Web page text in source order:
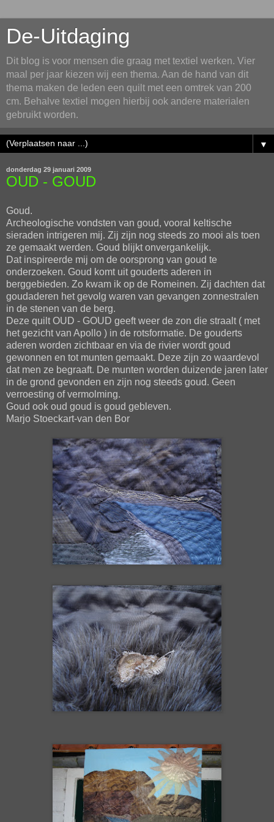
De-Uitdaging
Dit blog is voor mensen die graag met textiel werken. Vier
maal per jaar kiezen wij een thema. Aan de hand van dit
thema maken de leden een quilt met een omtrek van 200
cm. Behalve textiel mogen hierbij ook andere materialen
gebruikt worden.
▼
donderdag 29 januari 2009
OUD - GOUD
Goud.
Archeologische vondsten van goud, vooral keltische
sieraden intrigeren mij. Zij zijn nog steeds zo mooi als toen
ze gemaakt werden. Goud blijkt onvergankelijk.
Dat inspireerde mij om de oorsprong van goud te
onderzoeken. Goud komt uit gouderts aderen in
berggebieden. Zo kwam ik op de Romeinen. Zij dachten dat
goudaderen het gevolg waren van gevangen zonnestralen
in de stenen van de berg.
Deze quilt OUD - GOUD geeft weer de zon die straalt ( met
het gezicht van Apollo ) in de rotsformatie. De gouderts
aderen worden zichtbaar en via de rivier wordt goud
gewonnen en tot munten gemaakt. Deze zijn zo waardevol
dat men ze begraaft. De munten worden duizende jaren later
in de grond gevonden en zijn nog steeds goud. Geen
verroesting of vermolming.
Goud ook oud goud is goud gebleven.
Marjo Stoeckart-van den Bor